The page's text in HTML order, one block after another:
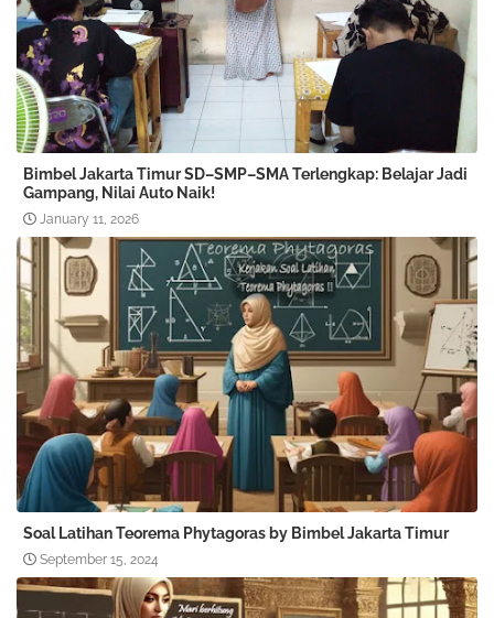
Bimbel Jakarta Timur SD–SMP–SMA Terlengkap: Belajar Jadi
Gampang, Nilai Auto Naik!
January 11, 2026
Soal Latihan Teorema Phytagoras by Bimbel Jakarta Timur
September 15, 2024